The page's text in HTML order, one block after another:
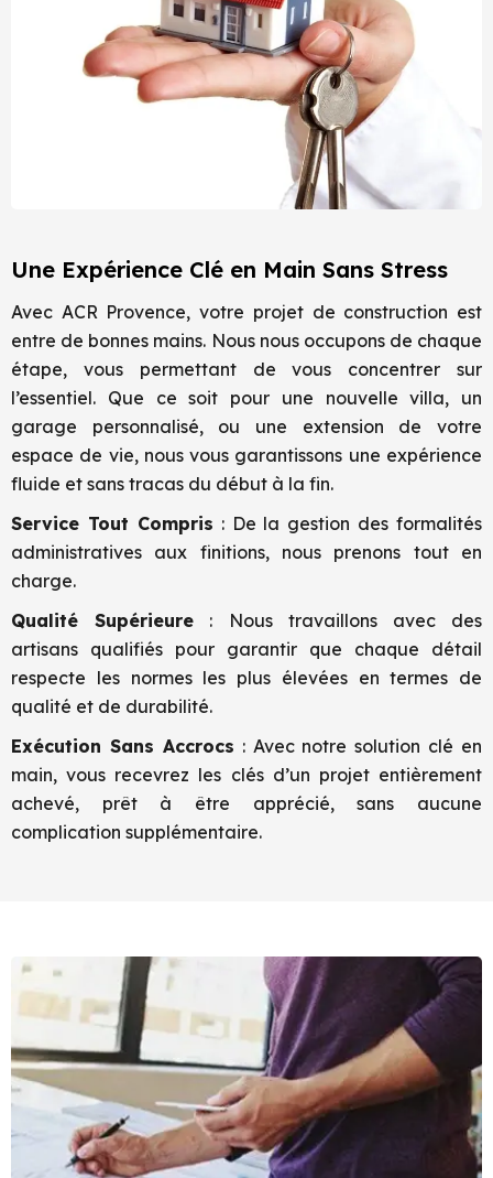
Une Expérience Clé en Main Sans Stress
Avec ACR Provence, votre projet de construction est
entre de bonnes mains. Nous nous occupons de chaque
étape, vous permettant de vous concentrer sur
l’essentiel. Que ce soit pour une nouvelle villa, un
garage personnalisé, ou une extension de votre
espace de vie, nous vous garantissons une expérience
fluide et sans tracas du début à la fin.
Service Tout Compris : De la gestion des formalités
administratives aux finitions, nous prenons tout en
charge.
Qualité Supérieure : Nous travaillons avec des
artisans qualifiés pour garantir que chaque détail
respecte les normes les plus élevées en termes de
qualité et de durabilité.
Exécution Sans Accrocs : Avec notre solution clé en
main, vous recevrez les clés d’un projet entièrement
achevé, prêt à être apprécié, sans aucune
complication supplémentaire.